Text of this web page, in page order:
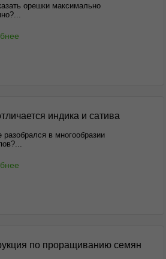
орешки максимально
индика и сатива
в многообразии
по проращиванию семян